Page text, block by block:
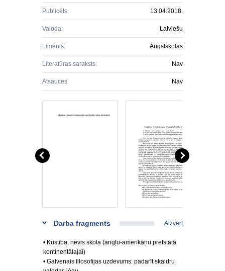
Publicēts: 13.04.2018.
Valoda: Latviešu
Līmenis: Augstskolas
Literatūras saraksts: Nav
Atsauces: Nav
Darba fragments Aizvērt
• Kustība, nevis skola (angļu-amerikāņu pretstatā
kontinentālajai)
• Galvenais filosofijas uzdevums: padarīt skaidru